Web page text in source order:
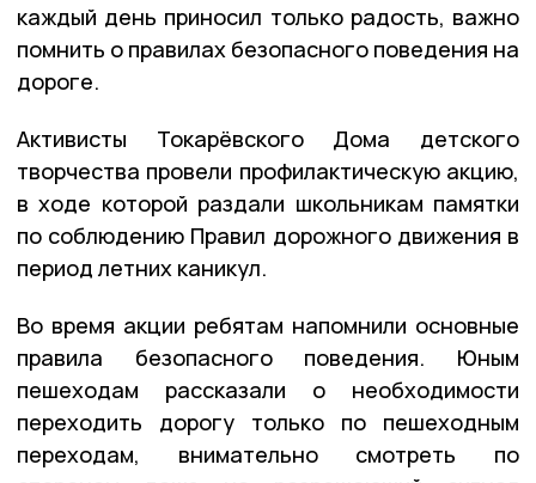
каждый день приносил только радость, важно
помнить о правилах безопасного поведения на
дороге.
Активисты Токарёвского Дома детского
творчества провели профилактическую акцию,
в ходе которой раздали школьникам памятки
по соблюдению Правил дорожного движения в
период летних каникул.
Во время акции ребятам напомнили основные
правила безопасного поведения. Юным
пешеходам рассказали о необходимости
переходить дорогу только по пешеходным
переходам, внимательно смотреть по